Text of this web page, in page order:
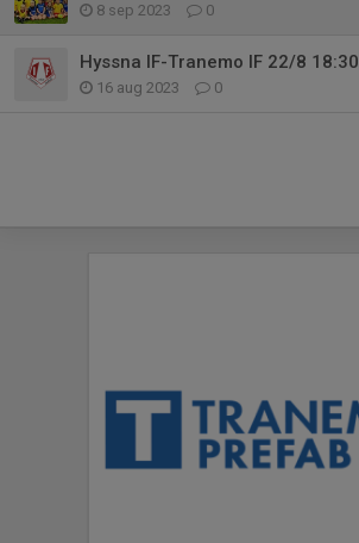
8 sep 2023 0
Hyssna IF-Tranemo IF 22/8 18:30
16 aug 2023 0